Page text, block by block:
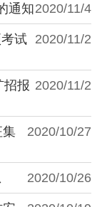
2020/11/4
通知
2020/11/2
试
2020/11/2
招报
2020/10/27
集
2020/10/26